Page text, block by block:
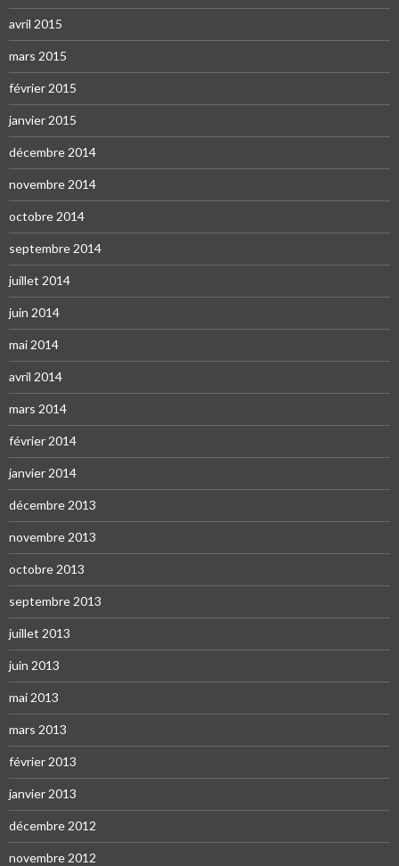
avril 2015
mars 2015
février 2015
janvier 2015
décembre 2014
novembre 2014
octobre 2014
septembre 2014
juillet 2014
juin 2014
mai 2014
avril 2014
mars 2014
février 2014
janvier 2014
décembre 2013
novembre 2013
octobre 2013
septembre 2013
juillet 2013
juin 2013
mai 2013
mars 2013
février 2013
janvier 2013
décembre 2012
novembre 2012